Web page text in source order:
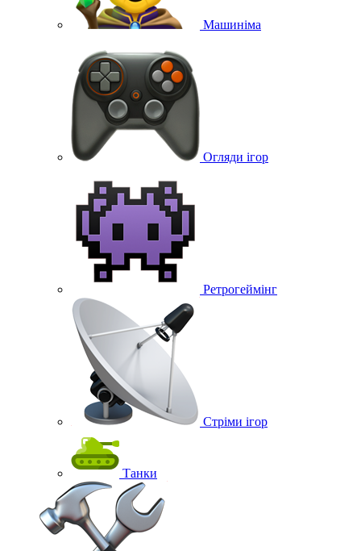
Машиніма
Огляди ігор
Ретрогеймінг
Стріми ігор
Танки